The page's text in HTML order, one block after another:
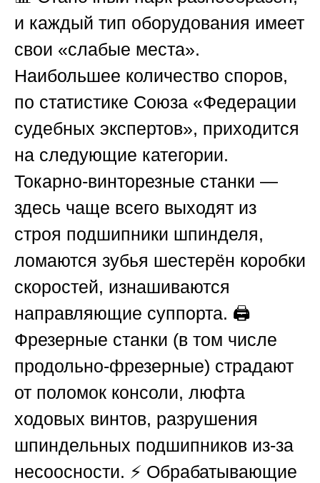
и каждый тип оборудования имеет
свои «слабые места».
Наибольшее количество споров,
по статистике Союза «Федерации
судебных экспертов», приходится
на следующие категории.
Токарно-винторезные станки —
здесь чаще всего выходят из
строя подшипники шпинделя,
ломаются зубья шестерён коробки
скоростей, изнашиваются
направляющие суппорта. 🖨️
Фрезерные станки (в том числе
продольно-фрезерные) страдают
от поломок консоли, люфта
ходовых винтов, разрушения
шпиндельных подшипников из-за
несоосности. ⚡ Обрабатывающие